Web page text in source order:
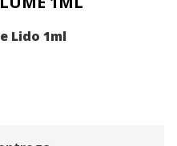
Lido 1ml
ideal para restaurar